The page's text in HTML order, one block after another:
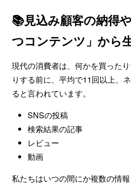
📚見込み顧客の納得
つコンテンツ」から
現代の消費者は、何かを買った
りする前に、平均で11回以上、
ると言われています。
SNSの投稿
検索結果の記事
レビュー
動画
私たちはいつの間にか複数の情